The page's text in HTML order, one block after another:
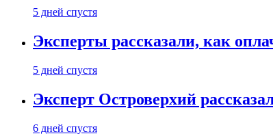
5 дней спустя
Эксперты рассказали, как
5 дней спустя
Эксперт Островерхий
6 дней спустя